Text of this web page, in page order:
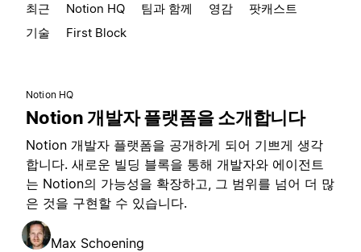
최근 Notion HQ 팀과 함께 영감
팟캐스트
기술
First Block
Notion HQ
Notion 개발자 플랫폼을 소개합니다
Notion 개발자 플랫폼을 공개하게 되어 기쁘게 생각
합니다. 새로운 빌딩 블록을 통해 개발자와 에이전트
는 Notion의 가능성을 확장하고, 그 범위를 넘어 더 많
은 것을 구현할 수 있습니다.
Max Schoening